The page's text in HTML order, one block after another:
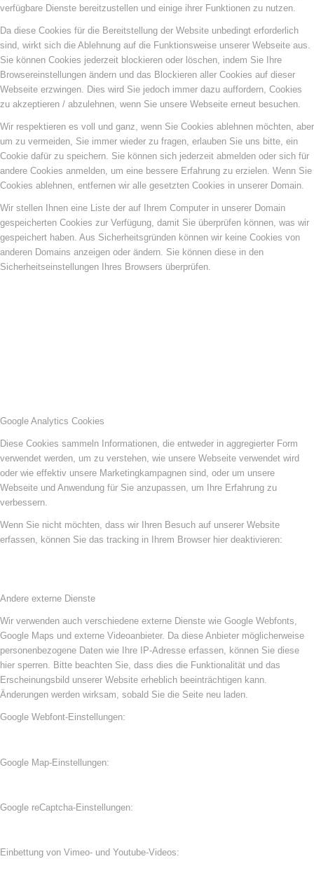
verfügbare Dienste bereitzustellen und einige ihrer Funktionen zu nutzen.
Da diese Cookies für die Bereitstellung der Website unbedingt erforderlich
sind, wirkt sich die Ablehnung auf die Funktionsweise unserer Webseite aus.
Sie können Cookies jederzeit blockieren oder löschen, indem Sie Ihre
Browsereinstellungen ändern und das Blockieren aller Cookies auf dieser
Webseite erzwingen. Dies wird Sie jedoch immer dazu auffordern, Cookies
zu akzeptieren / abzulehnen, wenn Sie unsere Webseite erneut besuchen.
Wir respektieren es voll und ganz, wenn Sie Cookies ablehnen möchten, aber
um zu vermeiden, Sie immer wieder zu fragen, erlauben Sie uns bitte, ein
Cookie dafür zu speichern. Sie können sich jederzeit abmelden oder sich für
andere Cookies anmelden, um eine bessere Erfahrung zu erzielen. Wenn Sie
Cookies ablehnen, entfernen wir alle gesetzten Cookies in unserer Domain.
Wir stellen Ihnen eine Liste der auf Ihrem Computer in unserer Domain
gespeicherten Cookies zur Verfügung, damit Sie überprüfen können, was wir
gespeichert haben. Aus Sicherheitsgründen können wir keine Cookies von
anderen Domains anzeigen oder ändern. Sie können diese in den
Sicherheitseinstellungen Ihres Browsers überprüfen.
Google Analytics Cookies
Diese Cookies sammeln Informationen, die entweder in aggregierter Form
verwendet werden, um zu verstehen, wie unsere Webseite verwendet wird
oder wie effektiv unsere Marketingkampagnen sind, oder um unsere
Webseite und Anwendung für Sie anzupassen, um Ihre Erfahrung zu
verbessern.
Wenn Sie nicht möchten, dass wir Ihren Besuch auf unserer Website
erfassen, können Sie das tracking in Ihrem Browser hier deaktivieren:
Andere externe Dienste
Wir verwenden auch verschiedene externe Dienste wie Google Webfonts,
Google Maps und externe Videoanbieter. Da diese Anbieter möglicherweise
personenbezogene Daten wie Ihre IP-Adresse erfassen, können Sie diese
hier sperren. Bitte beachten Sie, dass dies die Funktionalität und das
Erscheinungsbild unserer Website erheblich beeinträchtigen kann.
Änderungen werden wirksam, sobald Sie die Seite neu laden.
Google Webfont-Einstellungen:
Google Map-Einstellungen:
Google reCaptcha-Einstellungen:
Einbettung von Vimeo- und Youtube-Videos: